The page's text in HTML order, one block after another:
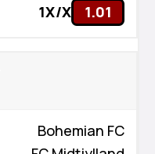
1X/X 1.01
Bohemian FC